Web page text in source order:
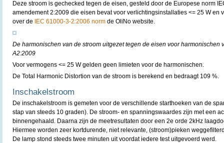
Deze stroom is gechecked tegen de eisen, gesteld door de Europese norm
amendement 2:2009 die eisen bevat voor verlichtingsinstallaties <= 25 W en
over de
IEC 61000-3-2:2006 norm de OliNo website.
De harmonischen van de stroom uitgezet tegen de eisen voor harmonischen
A2:2009
Voor vermogens <= 25 W gelden geen limieten voor de harmonischen.
De Total Harmonic Distortion van de stroom is berekend en bedraagt 109 %.
Inschakelstroom
De inschakelstroom is gemeten voor de verschillende starthoeken van de
stap van steeds 10 graden). De stroom- en spanningswaardes zijn met een
binnengehaald. Daarna zijn de meetresultaten door een 2e orde 2kHz
Hiermee worden zeer kortdurende, niet relevante, (stroom)pieken
De lamp stond steeds twee minuten uit voordat iedere test uitgevoerd werd.